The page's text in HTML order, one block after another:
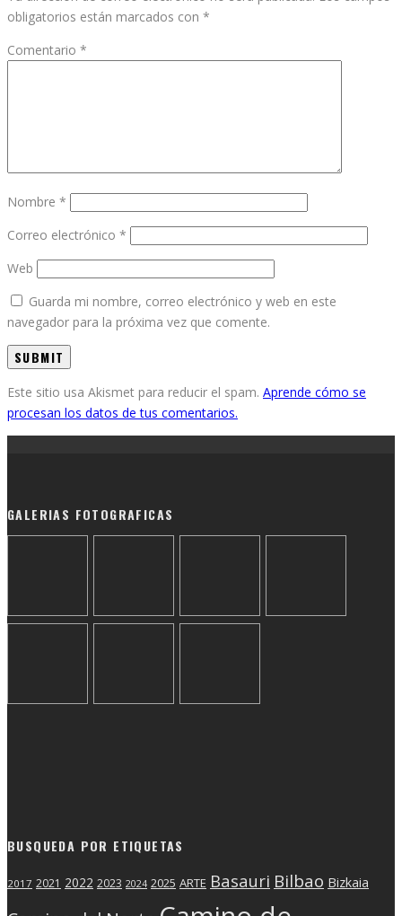
obligatorios están marcados con *
Comentario *
Nombre *
Correo electrónico *
Web
Guarda mi nombre, correo electrónico y web en este
navegador para la próxima vez que comente.
Este sitio usa Akismet para reducir el spam. Aprende cómo se
procesan los datos de tus comentarios.
GALERIAS FOTOGRAFICAS
BUSQUEDA POR ETIQUETAS
2017 2021 2022 2023 2024 2025 ARTE Basauri Bilbao Bizkaia